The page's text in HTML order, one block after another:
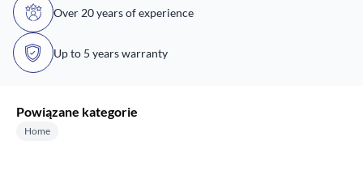
Over 20 years of experience
Up to 5 years warranty
Powiązane kategorie
Home